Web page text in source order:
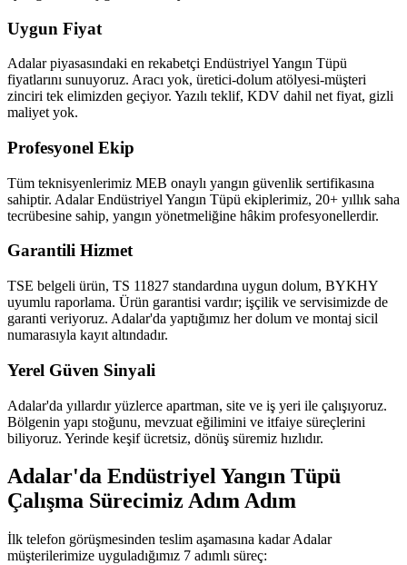
Uygun Fiyat
Adalar piyasasındaki en rekabetçi Endüstriyel Yangın Tüpü
fiyatlarını sunuyoruz. Aracı yok, üretici-dolum atölyesi-müşteri
zinciri tek elimizden geçiyor. Yazılı teklif, KDV dahil net fiyat, gizli
maliyet yok.
Profesyonel Ekip
Tüm teknisyenlerimiz MEB onaylı yangın güvenlik sertifikasına
sahiptir. Adalar Endüstriyel Yangın Tüpü ekiplerimiz, 20+ yıllık saha
tecrübesine sahip, yangın yönetmeliğine hâkim profesyonellerdir.
Garantili Hizmet
TSE belgeli ürün, TS 11827 standardına uygun dolum, BYKHY
uyumlu raporlama. Ürün garantisi vardır; işçilik ve servisimizde de
garanti veriyoruz. Adalar'da yaptığımız her dolum ve montaj sicil
numarasıyla kayıt altındadır.
Yerel Güven Sinyali
Adalar'da yıllardır yüzlerce apartman, site ve iş yeri ile çalışıyoruz.
Bölgenin yapı stoğunu, mevzuat eğilimini ve itfaiye süreçlerini
biliyoruz. Yerinde keşif ücretsiz, dönüş süremiz hızlıdır.
Adalar'da Endüstriyel Yangın Tüpü
Çalışma Sürecimiz Adım Adım
İlk telefon görüşmesinden teslim aşamasına kadar Adalar
müşterilerimize uyguladığımız 7 adımlı süreç: